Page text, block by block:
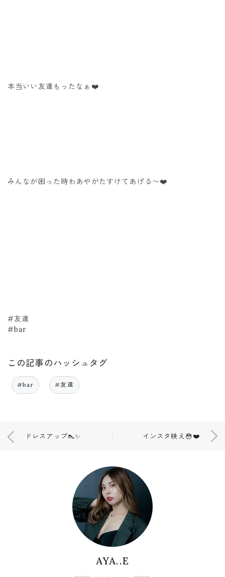
本当いい友達もったなぁ❤️
みんなが困った時わあやがたすけてあげる〜❤️
#友達
#bar
この記事のハッシュタグ
#bar #友達
ドレスアップ👠✨ インスタ映え😳❤️
AYA..E